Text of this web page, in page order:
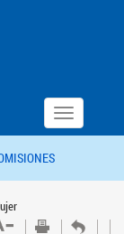
Toggle
navigation